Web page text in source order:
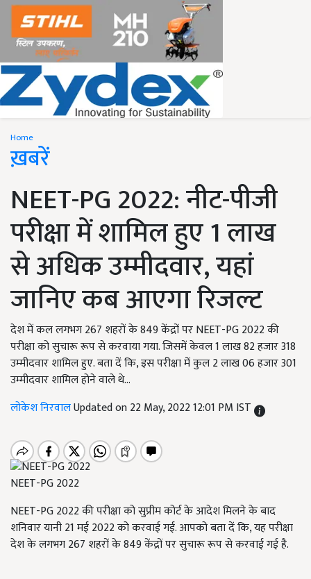
Home
ख़बरें
NEET-PG 2022: नीट-पीजी
परीक्षा में शामिल हुए 1 लाख
से अधिक उम्मीदवार, यहां
जानिए कब आएगा रिजल्ट
देश में कल लगभग 267 शहरों के 849 केंद्रों पर NEET-PG 2022 की
परीक्षा को सुचारू रूप से करवाया गया. जिसमें केवल 1 लाख 82 हजार 318
उम्मीदवार शामिल हुए. बता दें कि, इस परीक्षा में कुल 2 लाख 06 हजार 301
उम्मीदवार शामिल होने वाले थे...
लोकेश निरवालUpdated on 22 May, 2022 12:01 PM IST
NEET-PG 2022
NEET-PG 2022 की परीक्षा को सुप्रीम कोर्ट के आदेश मिलने के बाद
शनिवार यानी 21 मई 2022 को करवाई गई. आपको बता दें कि, यह परीक्षा
देश के लगभग 267 शहरों के 849 केंद्रों पर सुचारू रूप से करवाई गई है.